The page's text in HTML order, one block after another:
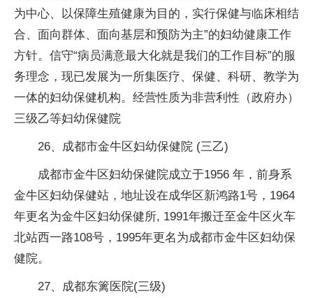
为中心、以保障生殖健康为目的，实行保健与临床相结
合、面向群体、面向基层和预防为主”的妇幼健康工作
方针。信守“病员满意最大化就是我们的工作目标”的服
务理念，现已发展为一所集医疗、保健、科研、教学为
一体的妇幼保健机构。经营性质为非营利性（政府办）
三级乙等妇幼保健院
26、成都市金牛区妇幼保健院 (三乙)
成都市金牛区妇幼保健院成立于1956 年，前身系
金牛区妇幼保健站，地址设在成华区新鸿路1号，1964
年更名为金牛区妇幼保健所, 1991年搬迁至金牛区火车
北站西一路108号，1995年更名为成都市金牛区妇幼保
健院。
27、成都东篱医院(三级)